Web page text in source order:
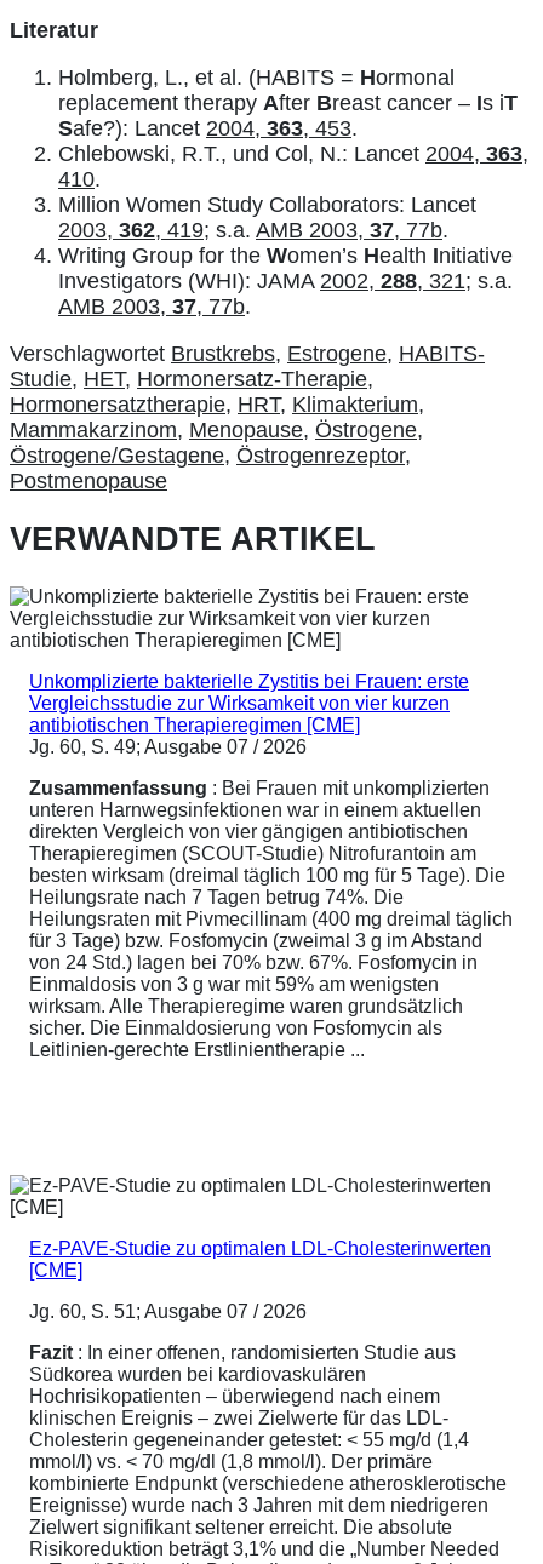
Literatur
Holmberg, L., et al. (HABITS = Hormonal
replacement therapy After Breast cancer – Is iT
Safe?): Lancet 2004, 363, 453.
Chlebowski, R.T., und Col, N.: Lancet 2004, 363,
410.
Million Women Study Collaborators: Lancet
2003, 362, 419; s.a. AMB 2003, 37, 77b.
Writing Group for the Women’s Health Initiative
Investigators (WHI): JAMA 2002, 288, 321; s.a.
AMB 2003, 37, 77b.
Verschlagwortet Brustkrebs, Estrogene, HABITS-
Studie, HET, Hormonersatz-Therapie,
Hormonersatztherapie, HRT, Klimakterium,
Mammakarzinom, Menopause, Östrogene,
Östrogene/Gestagene, Östrogenrezeptor,
Postmenopause
VERWANDTE ARTIKEL
Unkomplizierte bakterielle Zystitis bei Frauen: erste
Vergleichsstudie zur Wirksamkeit von vier kurzen
antibiotischen Therapieregimen [CME]
Jg. 60, S. 49; Ausgabe 07 / 2026
Zusammenfassung : Bei Frauen mit unkomplizierten
unteren Harnwegsinfektionen war in einem aktuellen
direkten Vergleich von vier gängigen antibiotischen
Therapieregimen (SCOUT-Studie) Nitrofurantoin am
besten wirksam (dreimal täglich 100 mg für 5 Tage). Die
Heilungsrate nach 7 Tagen betrug 74%. Die
Heilungsraten mit Pivmecillinam (400 mg dreimal täglich
für 3 Tage) bzw. Fosfomycin (zweimal 3 g im Abstand
von 24 Std.) lagen bei 70% bzw. 67%. Fosfomycin in
Einmaldosis von 3 g war mit 59% am wenigsten
wirksam. Alle Therapieregime waren grundsätzlich
sicher. Die Einmaldosierung von Fosfomycin als
Leitlinien-gerechte Erstlinientherapie ...
Ez-PAVE-Studie zu optimalen LDL-Cholesterinwerten
[CME]
Jg. 60, S. 51; Ausgabe 07 / 2026
Fazit : In einer offenen, randomisierten Studie aus
Südkorea wurden bei kardiovaskulären
Hochrisikopatienten – überwiegend nach einem
klinischen Ereignis – zwei Zielwerte für das LDL-
Cholesterin gegeneinander getestet: < 55 mg/d (1,4
mmol/l) vs. < 70 mg/dl (1,8 mmol/l). Der primäre
kombinierte Endpunkt (verschiedene atherosklerotische
Ereignisse) wurde nach 3 Jahren mit dem niedrigeren
Zielwert signifikant seltener erreicht. Die absolute
Risikoreduktion beträgt 3,1% und die „Number Needed